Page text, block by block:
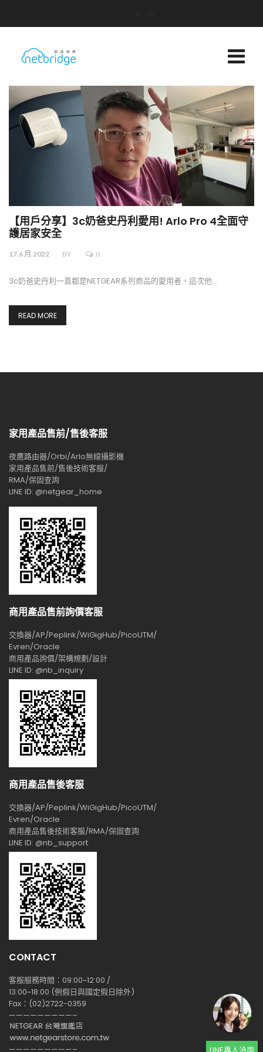
【用戶分享】3c奶爸史丹利愛用! Arlo Pro 4全面守
護居家安全
17.6 月.2022 BY 0
3c奶爸史丹利一直都是NETGEAR系列商品的愛用者，這次他…
READ MORE
家用產品售前/售後客服
夜鷹路由器/Orbi/Arlo無線攝影機
家用產品售前/售後技術客服/
RMA/保固查詢
LINE ID: @netgear_home
商用產品售前詢價客服
交換器/AP/Peplink/WiGigHub/PicoUTM/
Evren/Oracle
商用產品詢價/架構規劃/設計
LINE ID: @nb_inquiry
商用產品售後客服
交換器/AP/Peplink/WiGigHub/PicoUTM/
Evren/Oracle
商用產品售後技術客服/RMA/保固查詢
LINE ID: @nb_support
CONTACT
客服服務時間：09:00~12:00 /
13:00~18:00 (例假日與國定假日除外)
Fax：(02)2722-0359
—————————–
—————————– LINE專人洽詢